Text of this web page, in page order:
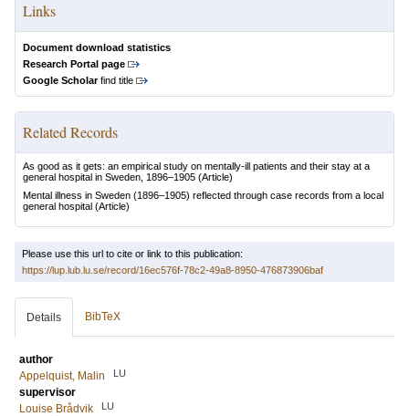
Links
Document download statistics
Research Portal page
Google Scholarfind title
Related Records
As good as it gets: an empirical study on mentally-ill patients and their stay at a
general hospital in Sweden, 1896–1905 (Article)
Mental illness in Sweden (1896–1905) reflected through case records from a local
general hospital (Article)
Please use this url to cite or link to this publication:
https://lup.lub.lu.se/record/16ec576f-78c2-49a8-8950-476873906baf
Details BibTeX
author
Appelquist, Malin
LU
supervisor
Louise Brådvik
LU